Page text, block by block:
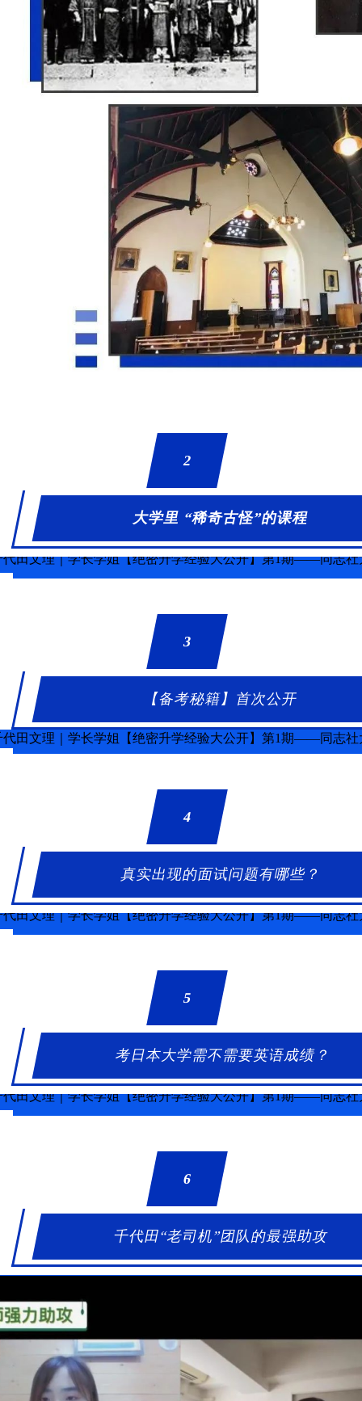
2
大学里 “稀奇古怪”的课程
3
【备考秘籍】首次公开
4
真实出现的面试问题有哪些？
5
考日本大学需不需要英语成绩？
6
千代田“老司机”团队的最强助攻